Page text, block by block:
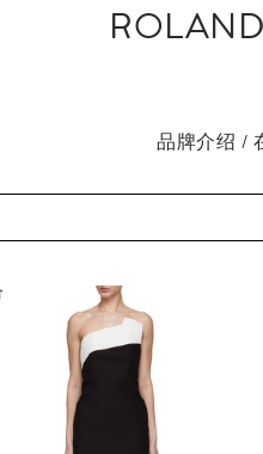
品牌介绍 /